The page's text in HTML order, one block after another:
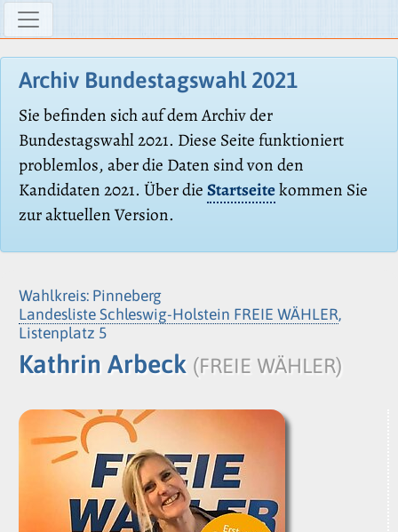
Archiv Bundestagswahl 2021
Sie befinden sich auf dem Archiv der
Bundestagswahl 2021. Diese Seite funktioniert
problemlos, aber die Daten sind von den
Kandidaten 2021. Über dieStartseitekommen Sie
zur aktuellen Version.
Wahlkreis: Pinneberg
Landesliste Schleswig-Holstein FREIE WÄHLER,
Listenplatz 5
Kathrin Arbeck (FREIE WÄHLER)